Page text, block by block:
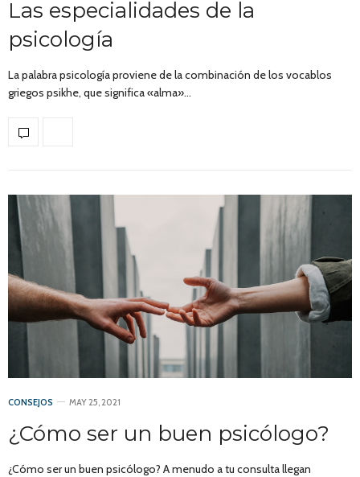
Las especialidades de la
psicología
La palabra psicología proviene de la combinación de los vocablos
griegos psikhe, que significa «alma»…
CONSEJOS MAY 25, 2021
¿Cómo ser un buen psicólogo?
¿Cómo ser un buen psicólogo? A menudo a tu consulta llegan